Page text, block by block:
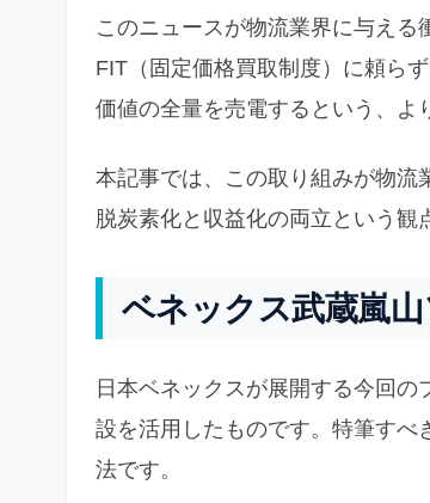
このニュースが物流業界に与え
FIT（固定価格買取制度）に頼ら
価値の全量を売電するという、よ
本記事では、この取り組みが物流
脱炭素化と収益化の両立という観
ベネックス武蔵嵐
日本ベネックスが展開する今回
設を活用したものです。特筆すべ
法です。